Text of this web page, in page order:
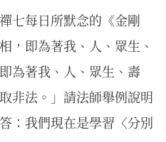
七每日所默念的《金剛
，即為著我、人、眾生、
為著我、人、眾生、壽
非法。」請法師舉例說明
：我們現在是學習〈分別